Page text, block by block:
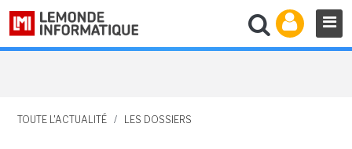
TOUTE L'ACTUALITÉ / LES DOSSIERS